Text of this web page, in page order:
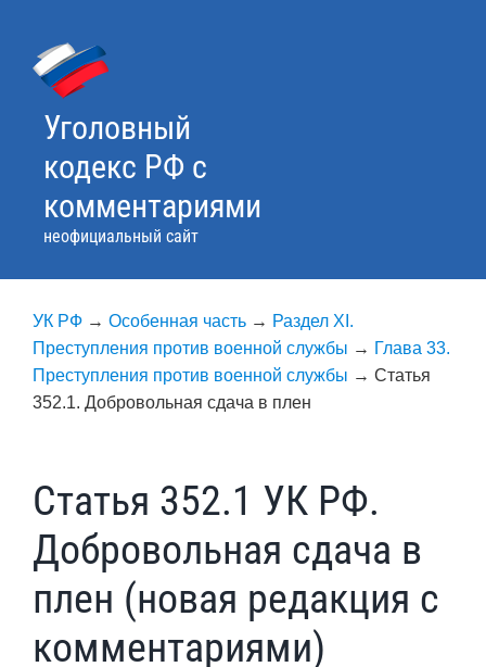
content
Уголовный
кодекс РФ с
комментариями
неофициальный сайт
УК РФ→ Особенная часть→ Раздел XI.
Преступления против военной службы → Глава 33.
Преступления против военной службы → Статья
352.1. Добровольная сдача в плен
Статья 352.1 УК РФ.
Добровольная сдача в
плен (новая редакция с
комментариями)